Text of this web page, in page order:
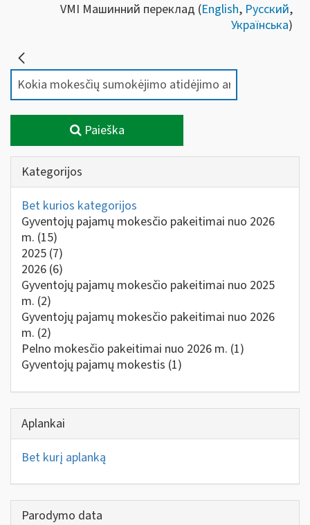
VMI Машинний переклад (English, Русский,
Українська)
Paieška
Kategorijos
Bet kurios kategorijos
Gyventojų pajamų mokesčio pakeitimai nuo 2026
m. (15)
2025 (7)
2026 (6)
Gyventojų pajamų mokesčio pakeitimai nuo 2025
m. (2)
Gyventojų pajamų mokesčio pakeitimai nuo 2026
m. (2)
Pelno mokesčio pakeitimai nuo 2026 m. (1)
Gyventojų pajamų mokestis (1)
Aplankai
Bet kurį aplanką
Parodymo data